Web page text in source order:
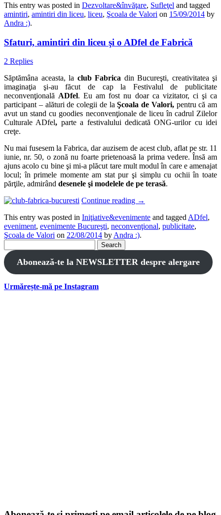
This entry was posted in Dezvoltare&învăţare, Sufleţel and tagged
amintiri, amintiri din liceu, liceu, Şcoala de Valori on 15/09/2014 by
Andra :).
Sfaturi, amintiri din liceu şi o ADfel de Fabrică
2 Replies
Săptămâna aceasta, la club Fabrica din Bucureşti, creativitatea şi
imaginaţia şi-au făcut de cap la Festivalul de publicitate
neconvenţionalăADfel. Eu am fost nu doar ca vizitator, ci şi ca
participant – alături de colegii de laŞcoala de Valori,pentru că am
avut un stand cu goodies neconvenţionale de liceu în cadrul Zilelor
Culturale ADfel, parte a festivalului dedicată ONG-urilor cu idei
creţe.
Nu mai fusesem la Fabrica, dar auzisem de acest club, aflat pe str. 11
iunie, nr. 50, o zonă nu foarte prietenoasă la prima vedere. Însă am
ajuns acolo cu bine şi mi-a plăcut tare mult modul în care e amenajat
locul; în primele momente am stat pur şi simplu cu ochii în toate
părţile, admirând desenele şi modelele de pe terasă.
Continue reading →
This entry was posted in Iniţiative&evenimente and taggedADfel,
eveniment, evenimente Bucureşti, neconvenţional, publicitate,
Şcoala de Valori on 22/08/2014 byAndra :).
for:
Abonează-te la NEWSLETTER despre alergare
Urmărește-mă pe Instagram